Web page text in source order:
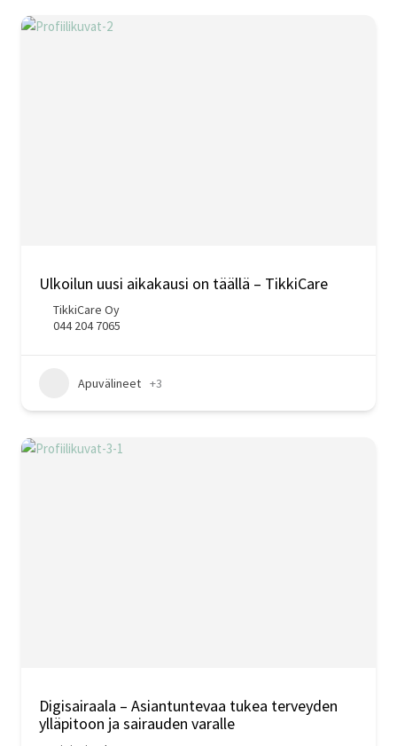
Ulkoilun uusi aikakausi on täällä – TikkiCare
TikkiCare Oy
044 204 7065
Apuvälineet +3
Digisairaala – Asiantuntevaa tukea terveyden
ylläpitoon ja sairauden varalle